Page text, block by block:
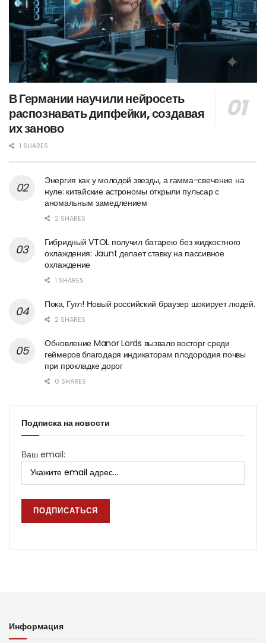
В Германии научили нейросеть
распознавать дипфейки, создавая
их заново
1 SHARES
Энергия как у молодой звезды, а гамма-свечение на
нуле: китайские астрономы открыли пульсар с
аномальным замедлением
2 SHARES
Гибридный VTOL получил батарею без жидкостного
охлаждения: Jaunt делает ставку на пассивное
охлаждение
1 SHARES
Пока, Гугл! Новый российский браузер шокирует людей.
2 SHARES
Обновление Manor Lords вызвало восторг среди
геймеров благодаря индикаторам плодородия почвы
при прокладке дорог
0 SHARES
Подписка на новости
Ваш email:
Информация